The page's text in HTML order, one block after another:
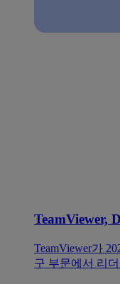
TeamViewer,
TeamViewer가
구 부문에서 리